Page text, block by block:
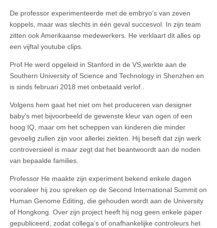
De professor experimenteerde met de embryo’s van zeven
koppels, maar was slechts in één geval succesvol. In zijn team
zitten ook Amerikaanse medewerkers. He verklaart dit alles op
een vijftal youtube clips.
Prof He werd opgeleid in Stanford in de VS,werkte aan de
Southern University of Science and Technology in Shenzhen en
is sinds februari 2018 met onbetaald verlof..
Volgens hem gaat het niet om het produceren van designer
baby’s met bijvoorbeeld de gewenste kleur van ogen of een
hoog IQ, maar om het scheppen van kinderen die minder
gevoelig zullen zijn voor allerlei ziekten. Hij beseft dat zijn werk
controversieel is maar zegt dat het beantwoordt aan de noden
van bepaalde families.
Professor He maakte zijn experiment bekend enkele dagen
vooraleer hij zou spreken op de Second International Summit on
Human Genome Editing, die gehouden wordt aan de University
of Hongkong. Over zijn project heeft hij nog geen enkele paper
gepubliceerd, zodat collega’s of onafhankelijke controleurs het